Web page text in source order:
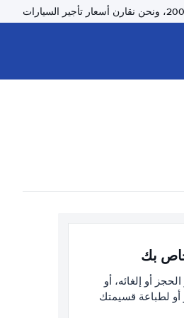
بك
أو إلغائه، أو
أو لطباعة قسيمتك